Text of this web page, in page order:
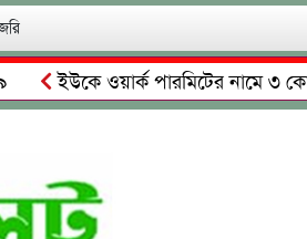
ইউকে ওয়ার্ক পারমিটের নামে ৩ কোটি
গোয়াইনঘাটে আলিম